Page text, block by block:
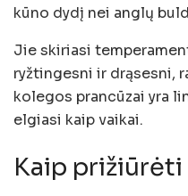
kūno dydį nei anglų
Jie skiriasi
ryžtingesni ir drąsesni,
kolegos prancūzai yra
elgiasi kaip vaikai.
Kaip